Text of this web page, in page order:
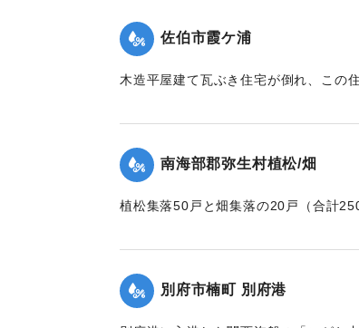
佐伯市霞ケ浦
木造平屋建て瓦ぶき住宅が倒れ、この
た。
【出典：大分合同新聞 1964年9月25日
｜固有コード:00708020
南海部郡弥生村植松/畑
植松集落50戸と畑集落の20戸（合計
｜固有コード:
別府市楠町 別府港